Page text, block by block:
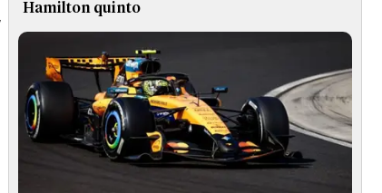
Hamilton quinto